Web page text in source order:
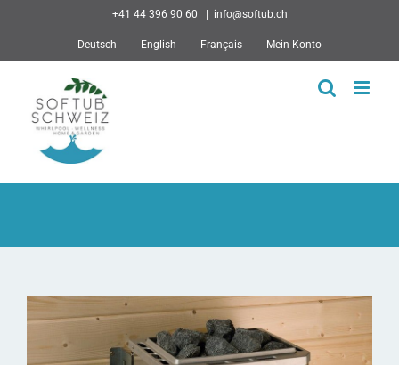
+41 44 396 90 60 info@softub.ch
Deutsch English Français Mein Konto